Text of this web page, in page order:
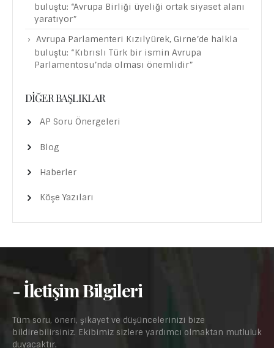
buluştu: “Avrupa Birliği üyeliği ortak siyaset alanı
yaratıyor”
Avrupa Parlamenteri Kızılyürek, Girne’de halkla
buluştu: “Kıbrıslı Türk bir ismin Avrupa
Parlamentosu’nda olması önemlidir”
DIĞER BAŞLIKLAR
AP Soru Önergeleri
Blog
Haberler
Köşe Yazıları
- İletişim Bilgileri
Tüm soru, öneri, şikayet ve düşüncelerinizi bize
bildirebilirsiniz. Ekibimiz sizlere yardımcı olmaktan mutluluk
duyacaktır.